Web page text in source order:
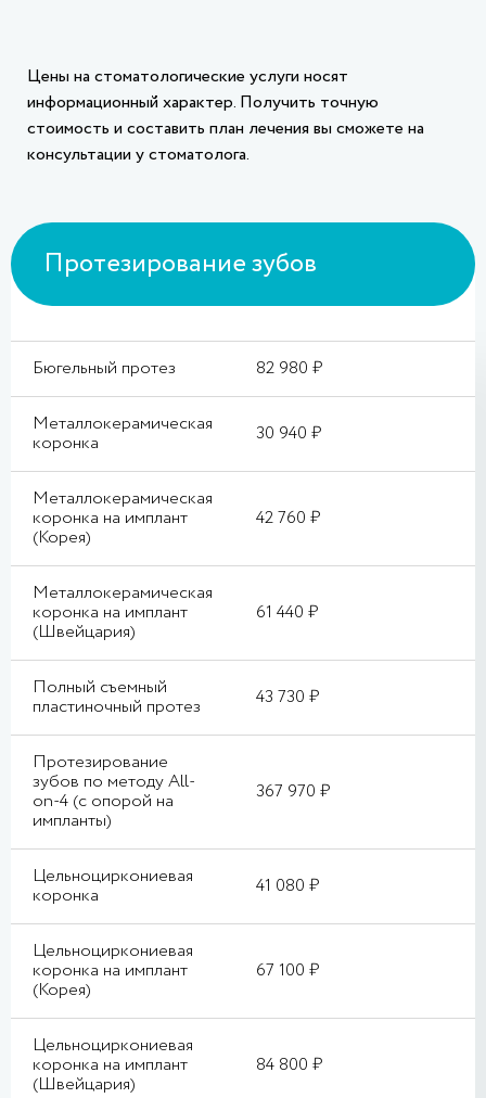
Цены на стоматологические услуги носят
информационный характер. Получить точную
стоимость и составить план лечения вы сможете на
консультации у стоматолога.
Протезирование зубов
Бюгельный протез 82 980 ₽
Металлокерамическая
коронка 30 940 ₽
Металлокерамическая
коронка на имплант
(Корея)
42 760 ₽
Металлокерамическая
коронка на имплант
(Швейцария)
61 440 ₽
Полный съемный
пластиночный протез 43 730 ₽
Протезирование
зубов по методу All-
on-4 (с опорой на
импланты)
367 970 ₽
Цельноциркониевая
коронка 41 080 ₽
Цельноциркониевая
коронка на имплант
(Корея)
67 100 ₽
Цельноциркониевая
коронка на имплант
(Швейцария)
84 800 ₽